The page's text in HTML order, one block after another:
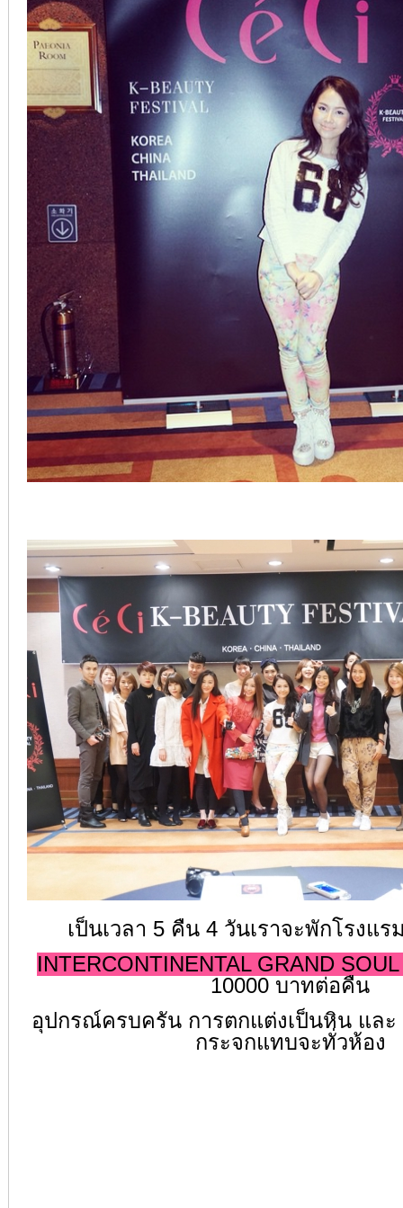
เป็นเวลา 5 คืน 4 วันเราจะพักโรงแ
INTERCONTINENTAL GRAND
10000 บาทต่อคืน
อุปกรณ์ครบครัน การตกแต่งเป็นหิน และ
กระจกแทบจะทั่วห้อง